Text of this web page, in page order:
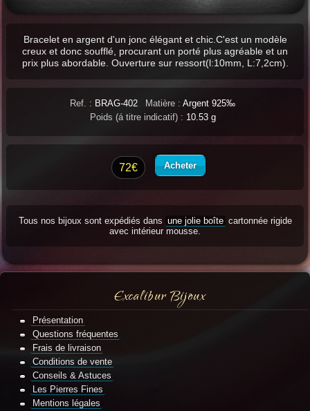
Bracelet en argent d'un jonc élégant et chic.C'est un modèle
creux et donc soufflé, procurant un porté plus agréable et un
prix plus abordable. Ouverture sur ressort(l:10mm, L:7,2cm).
Ref. : BRAG-402 Matière : Argent 925‰
Poids (á titre indicatif) : 10.53 g
72€ Acheter
Tous nos bijoux sont expédiés dans une jolie boîte cartonnée rigide
avec intérieur mousse.
Excalibur Bijoux
Présentation
Questions fréquentes
Frais de livraison
Conditions de vente
Conseils & Astuces
Les Pierres Fines
Mentions légales